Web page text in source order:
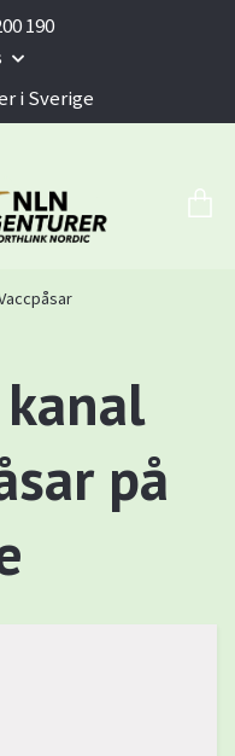
190
i Sverige
på